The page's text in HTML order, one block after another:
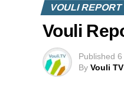
VOULI REPORT
Vouli
Published 6
By Vouli TV